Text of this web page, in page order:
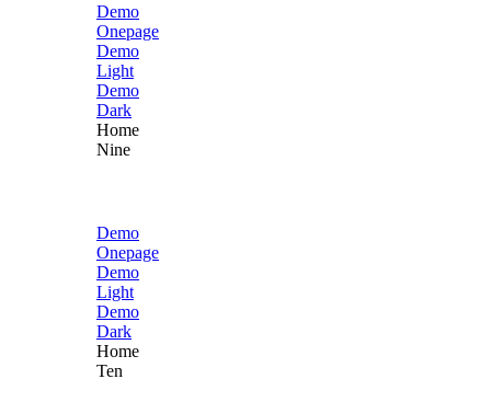
Demo
Onepage
Demo
Light
Demo
Dark
Home
Nine
Demo
Onepage
Demo
Light
Demo
Dark
Home
Ten